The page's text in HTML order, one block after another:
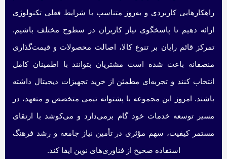
راهکارهایی کاربردی و به‌روز متناسب با شرایط فعلی تکنولوژی
ارائه دهیم تا پاسخگوی نیاز کاربران در سطوح مختلف باشیم.
تمرکز قائم رایان بر تنوع کالا، اصالت محصولات و قیمت‌گذاری
منصفانه باعث شده است مشتریان بتوانند با اطمینان کامل
انتخاب کنند و تجربه‌ای مطمئن از خرید تجهیزات دیجیتال داشته
باشند. امروز این مجموعه با پشتوانه تیمی متخصص و متعهد، در
مسیر توسعه خدمات خود گام برمی‌دارد و می‌کوشد با ارتقای
مستمر کیفیت، سهم مؤثری در تأمین نیاز جامعه و رشد فرهنگ
استفاده صحیح از فناوری‌های نوین ایفا کند.